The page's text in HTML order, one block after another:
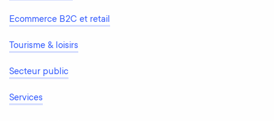
Ecommerce B2C et retail
Tourisme & loisirs
Secteur public
Services